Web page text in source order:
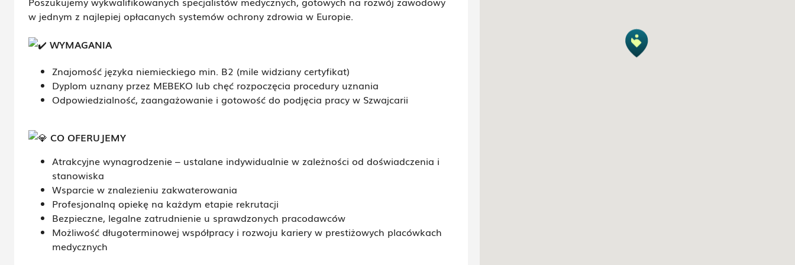
w jednym z najlepiej opłacanych systemów ochrony zdrowia w Europie.
WYMAGANIA
Znajomość języka niemieckiego min. B2 (mile widziany certyfikat)
Dyplom uznany przez MEBEKO lub chęć rozpoczęcia procedury uznania
Odpowiedzialność, zaangażowanie i gotowość do podjęcia pracy w Szwajcarii
CO OFERUJEMY
Atrakcyjne wynagrodzenie – ustalane indywidualnie w zależności od doświadczenia i
stanowiska
Wsparcie w znalezieniu zakwaterowania
Profesjonalną opiekę na każdym etapie rekrutacji
Bezpieczne, legalne zatrudnienie u sprawdzonych pracodawców
Możliwość długoterminowej współpracy i rozwoju kariery w prestiżowych placówkach
medycznych